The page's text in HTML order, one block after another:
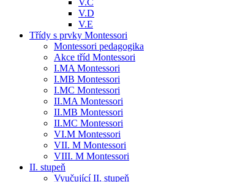
V.C
V.D
V.E
Třídy s prvky Montessori
Montessori pedagogika
Akce tříd Montessori
I.MA Montessori
I.MB Montessori
I.MC Montessori
II.MA Montessori
II.MB Montessori
II.MC Montessori
VI.M Montessori
VII. M Montessori
VIII. M Montessori
II. stupeň
Vyučující II. stupeň